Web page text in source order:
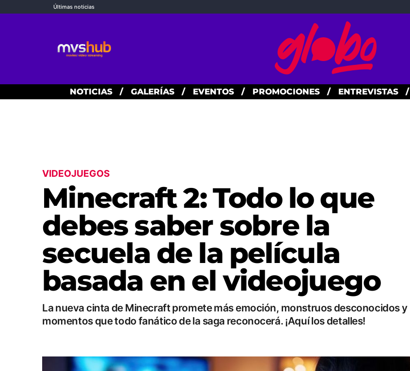
Últimas noticias
NOTICIAS / GALERÍAS / EVENTOS / PROMOCIONES / ENTREVISTAS /
VIDEOJUEGOS
Minecraft 2: Todo lo que
debes saber sobre la
secuela de la película
basada en el videojuego
La nueva cinta de Minecraft promete más emoción, monstruos desconocidos y
momentos que todo fanático de la saga reconocerá. ¡Aquí los detalles!